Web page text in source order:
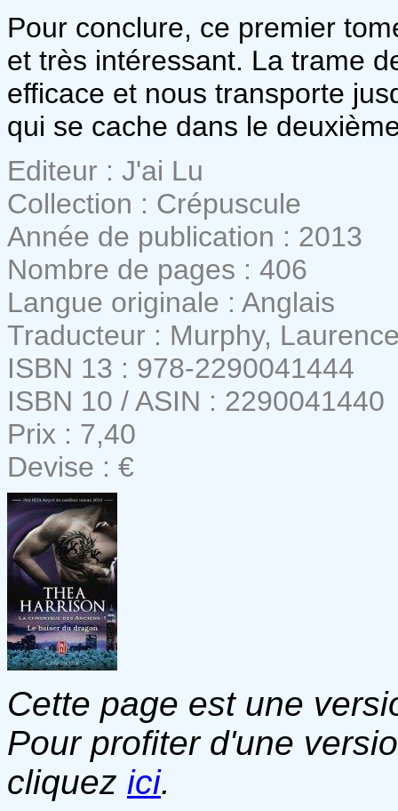
Pour conclure, ce premier
et très intéressant. La trame
efficace et nous transporte
qui se cache dans le
Editeur : J'ai Lu
Collection : Crépuscule
Année de publication : 2013
Nombre de pages : 406
Langue originale : Anglais
Traducteur : Murphy,
ISBN 13 : 978-2290041444
ISBN 10 / ASIN : 2290041440
Prix : 7,40
Devise : €
Cette page est une
Pour profiter d'une
cliquez ici.